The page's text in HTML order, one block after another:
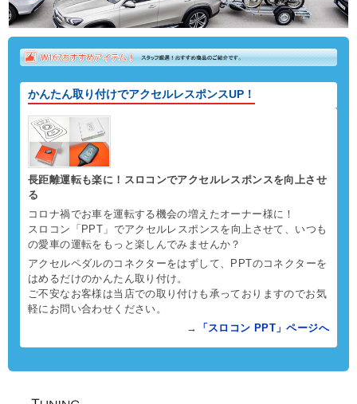
かんたん取り付けでアクセルレスポンスUP！
長距離運転も楽に！スロコンでアクセルレスポンスを向上させ
る
コロナ禍でお車を運転する機会の増えたオーナー様に！
スロコン「PPT」でアクセルレスポンスを向上させて、いつも
の愛車の運転をもっと楽しんでみませんか？
アクセルペダルのコネクターをはずして、PPTのコネクターを
はめるだけのかんたん取り付け。
ご不安なお客様は当店での取り付けも承っておりますのでお気
軽にお問い合わせください。
→
「スロコン PPT」ページへ